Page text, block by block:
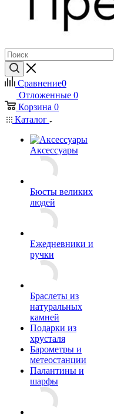
Сравнение0
Отложенные 0
Корзина 0
Каталог
Аксессуары
Бюсты великих
людей
Ежедневники и
ручки
Браслеты из
натуральных
камней
Подарки из
хрусталя
Барометры и
метеостанции
Палантины и
шарфы